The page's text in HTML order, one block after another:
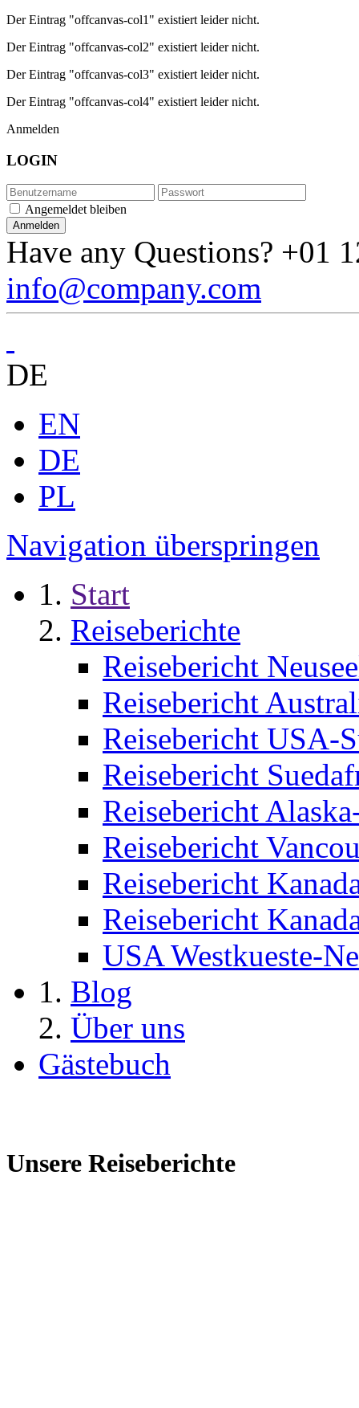
Der Eintrag "offcanvas-col1" existiert leider nicht.
Der Eintrag "offcanvas-col2" existiert leider nicht.
Der Eintrag "offcanvas-col3" existiert leider nicht.
Der Eintrag "offcanvas-col4" existiert leider nicht.
Anmelden
LOGIN
Angemeldet bleiben
Have any Questions? +01
info@company.com
DE
EN
DE
PL
Navigation überspringen
Start
Reiseberichte
Reisebericht
Reisebericht
Reisebericht USA-
Reisebericht
Reisebericht
Reisebericht
Reisebericht
Reisebericht
USA Westkueste-
Blog
Über uns
Gästebuch
Unsere Reiseberichte